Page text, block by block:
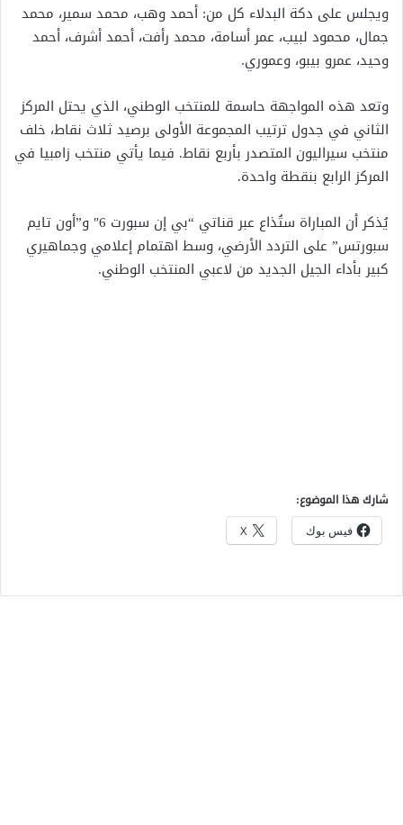
ويجلس على دكة البدلاء كل من: أحمد وهب، محمد سمير، محمد
جمال، محمود لبيب، عمر أسامة، محمد رأفت، أحمد أشرف، أحمد
وحيد، عمرو بيبو، وعموري.
وتعد هذه المواجهة حاسمة للمنتخب الوطني، الذي يحتل المركز
الثاني في جدول ترتيب المجموعة الأولى برصيد ثلاث نقاط، خلف
منتخب سيراليون المتصدر بأربع نقاط. فيما يأتي منتخب زامبيا في
المركز الرابع بنقطة واحدة.
يُذكر أن المباراة ستُذاع عبر قناتي “بي إن سبورت 6″ و”أون تايم
سبورتس” على التردد الأرضي، وسط اهتمام إعلامي وجماهيري
كبير بأداء الجيل الجديد من لاعبي المنتخب الوطني.
شارك هذا الموضوع:
فيس بوك X